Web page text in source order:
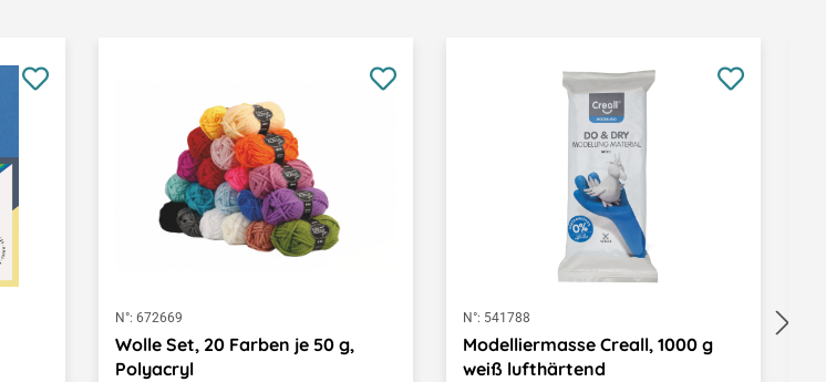
N°: 672669
Wolle Set, 20 Farben je 50 g,
Polyacryl
N°: 541788
Modelliermasse Creall, 1000 g
weiß lufthärtend